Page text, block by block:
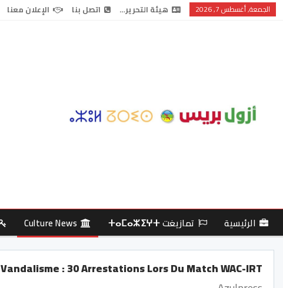
الجمعة, أغسطس 7, 2026 هيئة التحرير… اتصل بنا الإعلان معنا
الرئيسية تمازيغت ⵜⴰⵎⴰⵣⵉⵖⵜ Culture News
Vandalisme : 30 Arrestations Lors Du Match WAC-IRT